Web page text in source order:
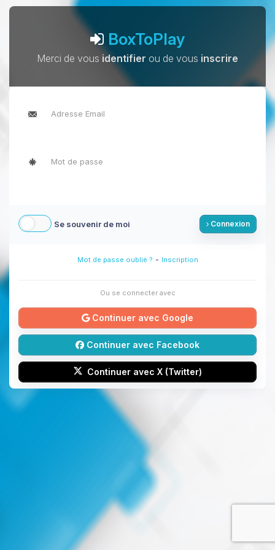
BoxToPlay
Merci de vous identifier ou de vous inscrire
Se souvenir de moi Connexion
Mot de passe oublié ? - Inscription
Ou se connecter avec
Continuer avec Google
Continuer avec Facebook
Continuer avec X (Twitter)